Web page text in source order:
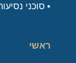
סוכני
ראשי